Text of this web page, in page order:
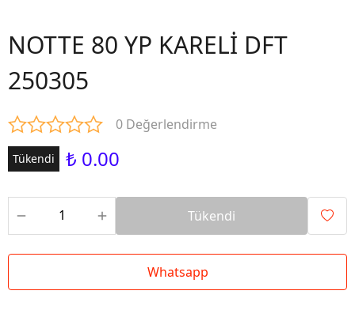
NOTTE 80 YP KARELİ DFT
250305
0 Değerlendirme
Tükendi ₺ 0.00
Tükendi
Whatsapp